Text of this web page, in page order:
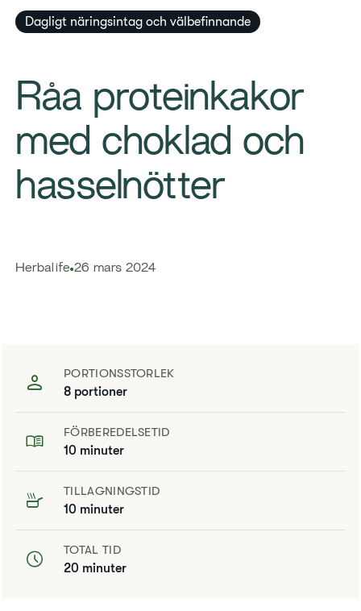
Dagligt näringsintag och välbefinnande
Råa proteinkakor
med choklad och
hasselnötter
Herbalife 26 mars 2024
PORTIONSSTORLEK
8 portioner
FÖRBEREDELSETID
10 minuter
TILLAGNINGSTID
10 minuter
TOTAL TID
20 minuter